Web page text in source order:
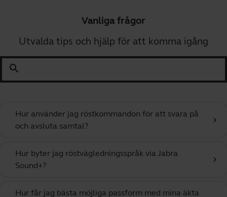
Vanliga frågor
Utvalda tips och hjälp för att komma igång
search
Hur använder jag röstkommandon för att svara på
och avsluta samtal?
chevron_right
Hur byter jag röstvägledningsspråk via Jabra
Sound+?
chevron_right
Hur får jag bästa möjliga passform med mina äkta